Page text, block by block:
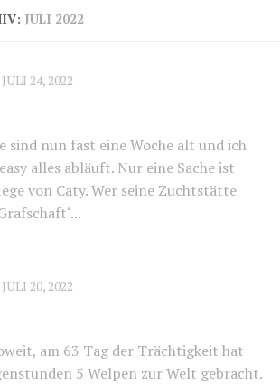
JULI 2022
JULI 24, 2022
sind nun fast eine Woche alt und ich
alles abläuft. Nur eine Sache ist
von Caty. Wer seine Zuchtstätte
JULI 20, 2022
am 63 Tag der Trächtigkeit hat
5 Welpen zur Welt gebracht.